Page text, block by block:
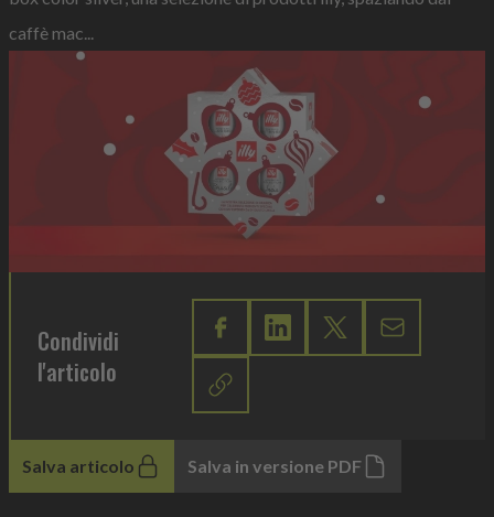
caffè mac...
Condividi
l'articolo
Salva articolo Salva in versione PDF